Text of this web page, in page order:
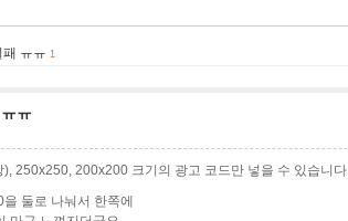
ㅠㅠ 1
ㅠ
250x250, 200x200 크기의 광고 코드만 넣을 수 있습니다.
둘로 나눠서 한쪽에